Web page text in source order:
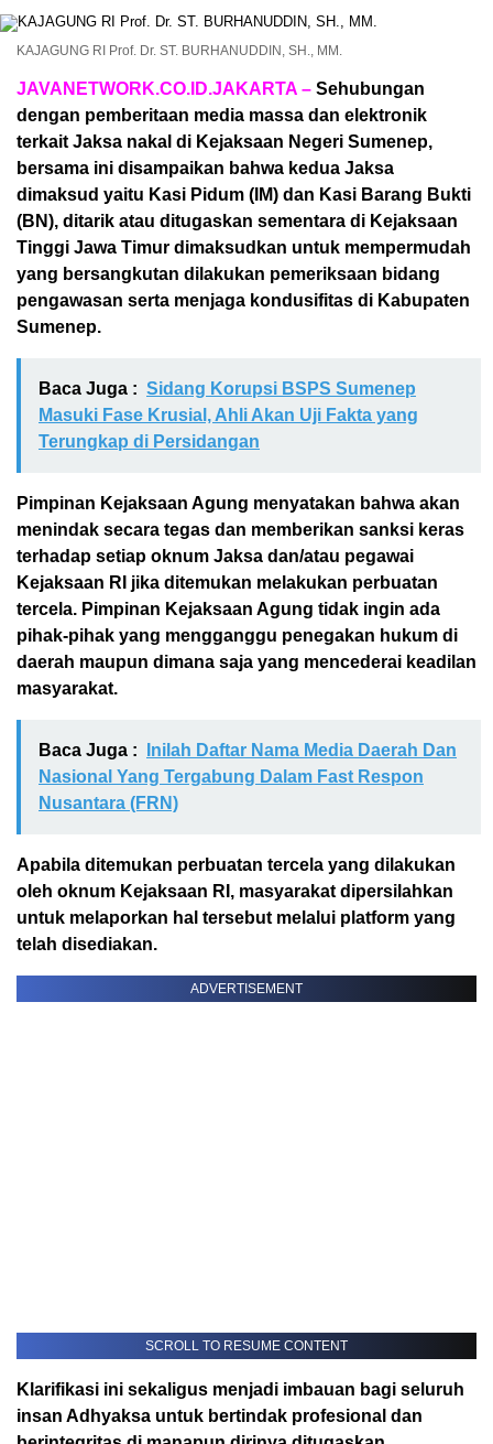
KAJAGUNG RI Prof. Dr. ST. BURHANUDDIN, SH., MM.
JAVANETWORK.CO.ID.JAKARTA – Sehubungan
dengan pemberitaan media massa dan elektronik
terkait Jaksa nakal di Kejaksaan Negeri Sumenep,
bersama ini disampaikan bahwa kedua Jaksa
dimaksud yaitu Kasi Pidum (IM) dan Kasi Barang Bukti
(BN), ditarik atau ditugaskan sementara di Kejaksaan
Tinggi Jawa Timur dimaksudkan untuk mempermudah
yang bersangkutan dilakukan pemeriksaan bidang
pengawasan serta menjaga kondusifitas di Kabupaten
Sumenep.
Baca Juga : Sidang Korupsi BSPS Sumenep
Masuki Fase Krusial, Ahli Akan Uji Fakta yang
Terungkap di Persidangan
Pimpinan Kejaksaan Agung menyatakan bahwa akan
menindak secara tegas dan memberikan sanksi keras
terhadap setiap oknum Jaksa dan/atau pegawai
Kejaksaan RI jika ditemukan melakukan perbuatan
tercela. Pimpinan Kejaksaan Agung tidak ingin ada
pihak-pihak yang mengganggu penegakan hukum di
daerah maupun dimana saja yang mencederai keadilan
masyarakat.
Baca Juga :
Inilah Daftar Nama Media Daerah Dan
Nasional Yang Tergabung Dalam Fast Respon
Nusantara (FRN)
Apabila ditemukan perbuatan tercela yang dilakukan
oleh oknum Kejaksaan RI, masyarakat dipersilahkan
untuk melaporkan hal tersebut melalui platform yang
telah disediakan.
ADVERTISEMENT
SCROLL TO RESUME CONTENT
Klarifikasi ini sekaligus menjadi imbauan bagi seluruh
insan Adhyaksa untuk bertindak profesional dan